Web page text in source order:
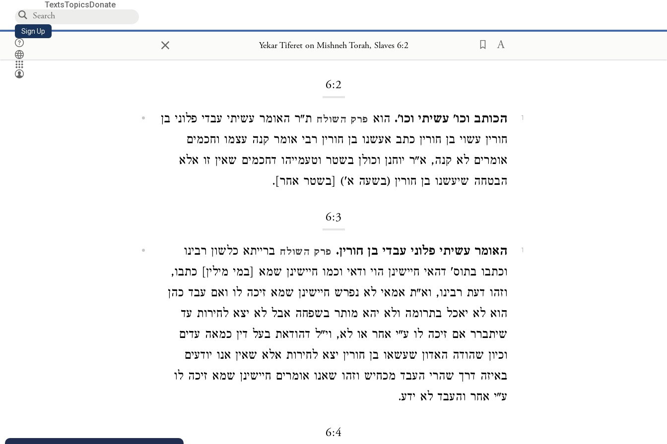
TextsTopicsDonate
Sign Up × Yekar Tiferet on Mishneh Torah, Slaves 6:2
6:2
1 הכותב וכו' עשיתי וכו'. הוא פרק השולח ת"ר האומר עשיתי עבדי פלוני בן
חורין עשוי בן חורין כתב אעשנו בן חורין רבי אומר קנה עצמו וחכמים
אומרים לא קנה, א"ר יוחנן וכולן בשטר וטעמייהו דחכמים שאין זו אלא
הבטחה שיעשנו בן חורין (בשעה א') [בשטר אחר].
6:3
1 האומר עשיתי פלוני עבדי בן חורין. פרק השולח ברייתא כלשון רבינו
וכתבו בתוס' דהאי חיישינן הוי ודאי וכמו חיישינן שמא [במי מילין] כתבו,
וזהו דעת רבינו, וא"ת אמאי לא נפרש חיישינן שמא זיכה לו ואם עבד כהן
הוא לא יאכל בתרומה ולא יהא מותר בשפחה אבל לא יצא לחירות עד
שיתברר אם זיכה לו ע"י אחר או לא, וי"ל דהודאת בעל דין כמאה עדים
וכיון שהודה האדון שעשאו בן חורין יצא לחירות אלא שאין אנו יודעים
באיזה דרך שהרי העבד מכחיש וזהו שאנו אומרים חיישינן שמא זיכה לו
ע"י אחר והעבד לא ידע.
6:4